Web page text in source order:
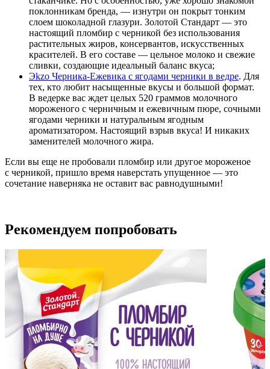
поклонникам бренда, — изнутри он покрыт тонким
слоем шоколадной глазури. Золотой Стандарт — это
настоящий пломбир с черникой без использования
растительных жиров, консервантов, искусственных
красителей. В его составе — цельное молоко и свежие
сливки, создающие идеальный баланс вкуса;
Эkzo Черника-Ежевика с ягодами черники в ведре. Для
тех, кто любит насыщенные вкусы и большой формат.
В ведерке вас ждет целых 520 граммов молочного
мороженого с черничным и ежевичным пюре, сочными
ягодами черники и натуральным ягодным
ароматизатором. Настоящий взрыв вкуса! И никаких
заменителей молочного жира.
Если вы еще не пробовали пломбир или другое мороженое
с черникой, пришло время наверстать упущенное — это
сочетание наверняка не оставит вас равнодушными!
Рекомендуем попробовать